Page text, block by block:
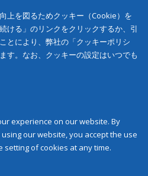
上を図るためクッキー（Cookie）を
ける」のリンクをクリックするか、引
とにより、弊社の「クッキーポリシ
す。なお、クッキーの設定はいつでも
experience on our website. By
our website, you accept the use
setting of cookies at any time.